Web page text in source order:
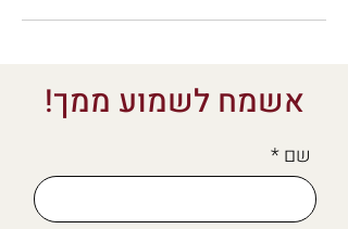
אשמח לשמוע ממך!
שם